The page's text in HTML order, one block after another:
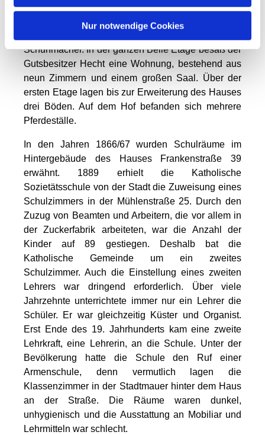
Nur notwendige Cookies
Mietshaus. Im Patteren
wohnten 1849 eine Frau von
Schuhmacher. In der ganzen Belle Etage besaß der
Gutsbesitzer Hecht eine Wohnung, bestehend aus
neun Zimmern und einem großen Saal. Über der
ersten Etage lagen bis zur Erweiterung des Hauses
drei Böden. Auf dem Hof befanden sich mehrere
Pferdeställe.
In den Jahren 1866/67 wurden Schulräume im
Hintergebäude des Hauses Frankenstraße 39
erwähnt. 1889 erhielt die Katholische
Sozietätsschule von der Stadt die Zuweisung eines
Schulzimmers in der Mühlenstraße 25. Durch den
Zuzug von Beamten und Arbeitern, die vor allem in
der Zuckerfabrik arbeiteten, war die Anzahl der
Kinder auf 89 gestiegen. Deshalb bat die
Katholische Gemeinde um ein zweites
Schulzimmer. Auch die Einstellung eines zweiten
Lehrers war dringend erforderlich. Über viele
Jahrzehnte unterrichtete immer nur ein Lehrer die
Schüler. Er war gleichzeitig Küster und Organist.
Erst Ende des 19. Jahrhunderts kam eine zweite
Lehrkraft, eine Lehrerin, an die Schule. Unter der
Bevölkerung hatte die Schule den Ruf einer
Armenschule, denn vermutlich lagen die
Klassenzimmer in der Stadtmauer hinter dem Haus
an der Straße. Die Räume waren dunkel,
unhygienisch und die Ausstattung an Mobiliar und
Lehrmitteln war schlecht.